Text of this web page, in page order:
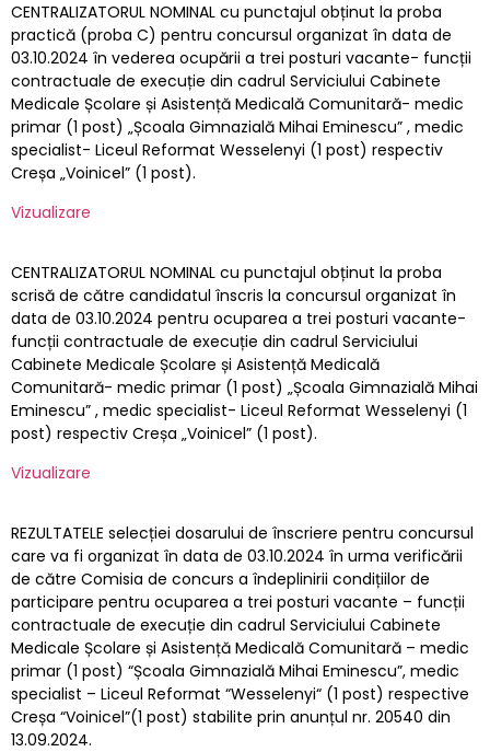
CENTRALIZATORUL NOMINAL cu punctajul obținut la proba
practică (proba C) pentru concursul organizat în data de
03.10.2024 în vederea ocupării a trei posturi vacante- funcții
contractuale de execuție din cadrul Serviciului Cabinete
Medicale Școlare și Asistență Medicală Comunitară- medic
primar (1 post) „Școala Gimnazială Mihai Eminescu” , medic
specialist- Liceul Reformat Wesselenyi (1 post) respectiv
Creșa „Voinicel” (1 post).
Vizualizare
CENTRALIZATORUL NOMINAL cu punctajul obținut la proba
scrisă de către candidatul înscris la concursul organizat în
data de 03.10.2024 pentru ocuparea a trei posturi vacante-
funcții contractuale de execuție din cadrul Serviciului
Cabinete Medicale Școlare și Asistență Medicală
Comunitară- medic primar (1 post) „Școala Gimnazială Mihai
Eminescu” , medic specialist- Liceul Reformat Wesselenyi (1
post) respectiv Creșa „Voinicel” (1 post).
Vizualizare
REZULTATELE selecției dosarului de înscriere pentru concursul
care va fi organizat în data de 03.10.2024 în urma verificării
de către Comisia de concurs a îndeplinirii condițiilor de
participare pentru ocuparea a trei posturi vacante – funcții
contractuale de execuție din cadrul Serviciului Cabinete
Medicale Școlare și Asistență Medicală Comunitară – medic
primar (1 post) “Școala Gimnazială Mihai Eminescu”, medic
specialist – Liceul Reformat “Wesselenyi“ (1 post) respective
Creșa “Voinicel”(1 post) stabilite prin anunțul nr. 20540 din
13.09.2024.